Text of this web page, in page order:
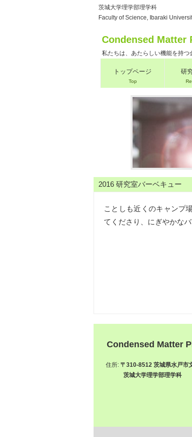
茨城大学理学部理学科
Faculty of Science, Ibaraki
Condensed Matter
私たちは、あたらしい機能を持つ
トップページ
Top
研
2016 研究室バーベキュー
ことしも近くのキャンプ
てくださり、にぎやかな
Condensed Matter
住所: 〒310-8512 茨城県水戸市
茨城大学理学部理学科